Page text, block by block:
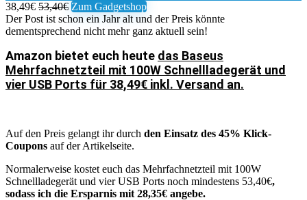
38,49€ 53,40€ Zum Gadgetshop
Der Post ist schon ein Jahr alt und der Preis könnte
dementsprechend nicht mehr ganz aktuell sein!
Amazon bietet euch heute das Baseus
Mehrfachnetzteil mit 100W Schnellladegerät und
vier USB Ports für 38,49€ inkl. Versand an.
Auf den Preis gelangt ihr durch den Einsatz des 45% Klick-
Coupons auf der Artikelseite.
Normalerweise kostet euch das Mehrfachnetzteil mit 100W
Schnellladegerät und vier USB Ports noch mindestens 53,40€,
sodass ich die Ersparnis mit 28,35€ angebe.